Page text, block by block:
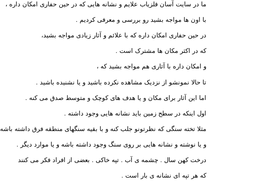
ما در سایت آسان فلزیاب علایم و نشانه هایی که در حین حفاری امکان داره ،
با اون ها مواجه بشید رو بررسی و معرفی کردیم .
در حین حفاری امکان داره که با علائم و آثار زیادی مواجه بشید،
که در اکثر مکان ها مشترک است .
و امکان داره با آثاری هم مواجه بشید که ،
تا حالا نمونشو از نزدیک مشاهده نکرده باشید و یا نشنیده باشید .
اما این آثار برای مکان و یا هدف های کوچک و متوسط صدق می کنه .
اول اینکه در سطح زمین باید نشانه هایی وجود داشته .
مثلا تخته سنگی که نظرتونو جلب کنه و با بقیه سنگهای منطقه فرق داشته باشه
و یا نوشته و نشانه هایی بر روی سنگ وجود داشته باشه و یا موارد دیگر .
درخت کهن سال . چشمه ی آب . تپه خاکی . بعضی از افراد فکر می کنند
که هر تپه ای نشانه ی بار است .